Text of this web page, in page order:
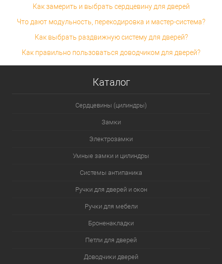
Как замерить и выбрать сердцевину для дверей
Что дают модульность, перекодировка и мастер-система?
Как выбрать раздвижную систему для дверей?
Как правильно пользоваться доводчиком для дверей?
Каталог
Сердцевины (цилиндры)
Замки
Электрозамки
Умные замки и цилиндры
Системы антипаника
Ручки для дверей и окон
Ручки для мебели
Броненакладки
Петли для дверей
Доводчики дверей